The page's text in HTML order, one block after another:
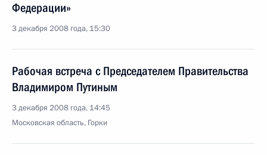
Федерации»
3 декабря 2008 года, 15:30
Рабочая встреча с Председателем Правительства
Владимиром Путиным
3 декабря 2008 года, 14:45
Московская область, Горки